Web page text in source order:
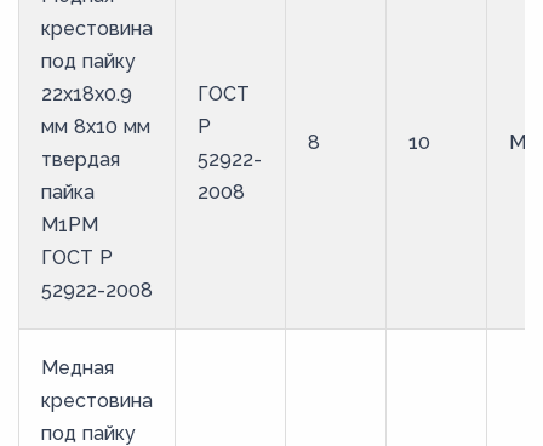
крестовина
под пайку
22х18х0.9
мм 8х10 мм
твердая
пайка
М1РМ
ГОСТ Р
52922-2008
ГОСТ
Р
52922-
2008
8 10
Медная
крестовина
под пайку